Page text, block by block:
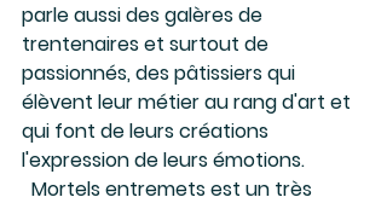
parle aussi des galères de
trentenaires et surtout de
passionnés, des pâtissiers qui
élèvent leur métier au rang d'art et
qui font de leurs créations
l'expression de leurs émotions.